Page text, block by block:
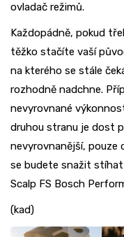
ovladač režimů.
Každopádně, pokud
těžko stačíte vaší
na kterého se stále
rozhodně nadchne.
nevyrovnané
druhou stranu je dost
nevyrovnanější, pouze
se budete snažit stíhat
Scalp FS Bosch
(kad)